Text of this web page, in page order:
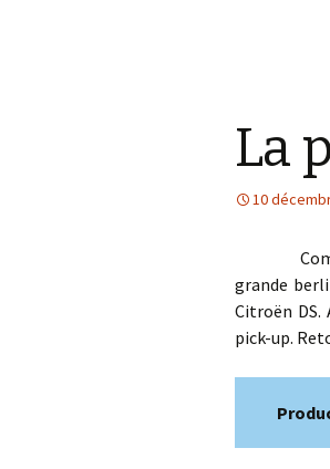
La
10
grande
Citroën DS.
pick-up.